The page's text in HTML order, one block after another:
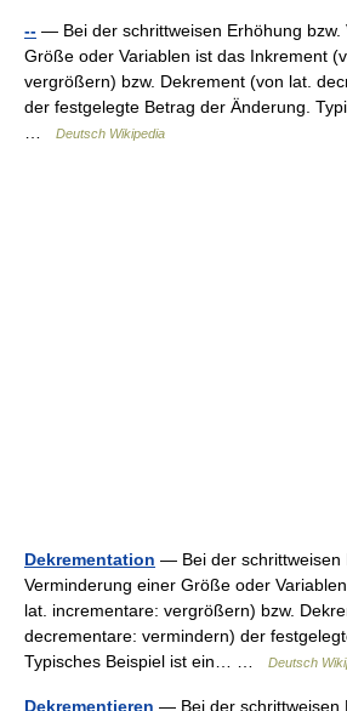
-- — Bei der schrittweisen Erhöhung bzw.
Größe oder Variablen ist das Inkrement
vergrößern) bzw. Dekrement (von lat.
der festgelegte Betrag der Änderung.
Deutsch Wikipedia
Dekrementation — Bei der schrittweisen
Verminderung einer Größe oder
lat. incrementare: vergrößern) bzw.
decrementare: vermindern) der
Typisches Beispiel ist ein… …
Deutsch
Dekrementieren — Bei der schrittweisen